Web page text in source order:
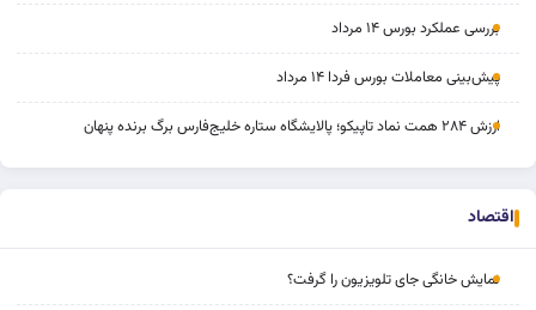
بررسی عملکرد بورس ۱۴ مرداد
پیش‌بینی معاملات بورس فردا ۱۴ مرداد
ارزش ۲۸۴ همت نماد تاپیکو؛ پالایشگاه ستاره خلیج‌فارس برگ برنده پنهان
اقتصاد
نمایش خانگی جای تلویزیون را گرفت؟